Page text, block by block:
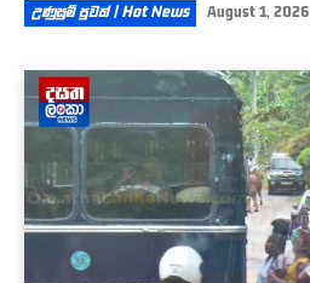
උණුසුම් පුවත් | Hot News August 1, 2026